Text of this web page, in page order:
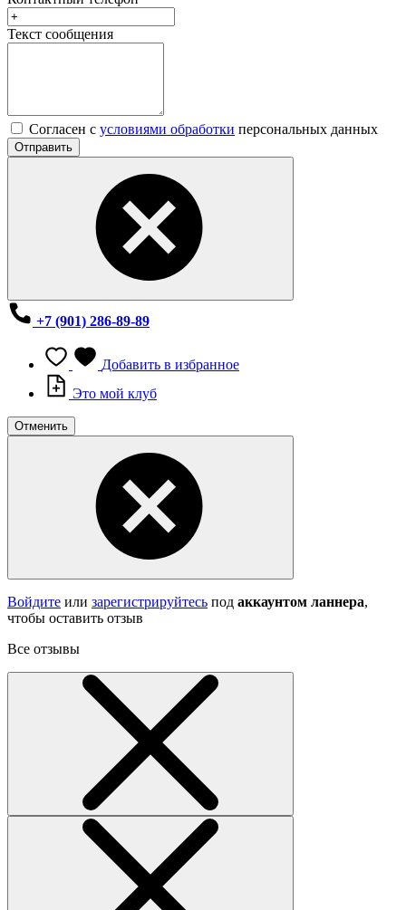
Текст сообщения
Согласен с условиями обработки персональных данных
Отправить
+7 (901) 286-89-89
Добавить в избранное
Это мой клуб
Отменить
Войдите или зарегистрируйтесь под аккаунтом ланнера,
чтобы оставить отзыв
Все отзывы